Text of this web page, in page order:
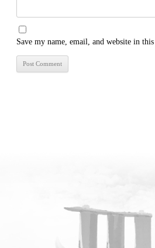
Save my name, email, and website in